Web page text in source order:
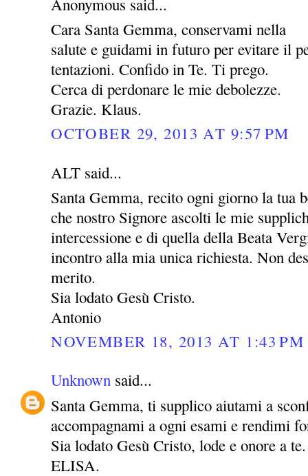
Cara Santa Gemma, conservami nella
salute e guidami in futuro per evitare il
tentazioni. Confido in Te. Ti prego.
Cerca di perdonare le mie debolezze.
Grazie. Klaus.
OCTOBER 29, 2013 AT 9:57 PM
ALT said...
Santa Gemma, recito ogni giorno la tua
che nostro Signore ascolti le mie
intercessione e di quella della Beata
incontro alla mia unica richiesta. Non
merito.
Sia lodato Gesù Cristo.
Antonio
NOVEMBER 18, 2013 AT 1:43 PM
Unknown said...
Santa Gemma, ti supplico aiutami a
accompagnami a ogni esami e rendimi
Sia lodato Gesù Cristo, lode e onore a te.
ELISA.